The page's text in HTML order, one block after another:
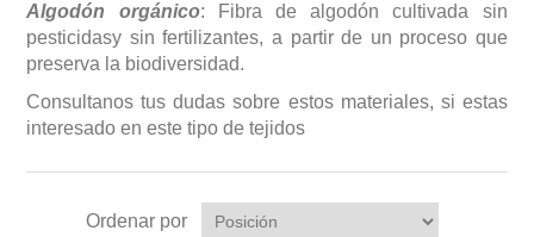
Algodón orgánico: Fibra de algodón cultivada sin
pesticidasy sin fertilizantes, a partir de un proceso que
preserva la biodiversidad.
Consultanos tus dudas sobre estos materiales, si estas
interesado en este tipo de tejidos
Ordenar por